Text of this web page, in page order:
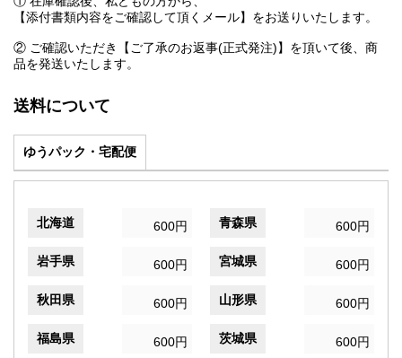
【添付書類内容をご確認して頂くメール】をお送りいたします。
② ご確認いただき【ご了承のお返事(正式発注)】を頂いて後、商
品を発送いたします。
送料について
ゆうパック・宅配便
北海道 600円 青森県 600円
岩手県 600円 宮城県 600円
秋田県 600円 山形県 600円
福島県 600円 茨城県 600円